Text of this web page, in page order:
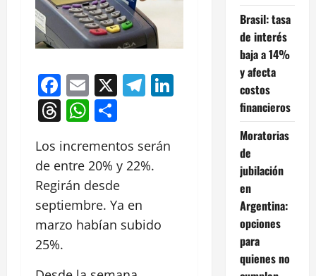
Facebook
Email
X Telegram
LinkedIn
Threads
WhatsApp
Los incrementos serán
de entre 20% y 22%.
Regirán desde
septiembre. Ya en
marzo habían subido
25%.
Brasil: tasa
de interés
baja a 14%
y afecta
costos
financieros
Moratorias
de
jubilación
en
Argentina:
opciones
para
quienes no